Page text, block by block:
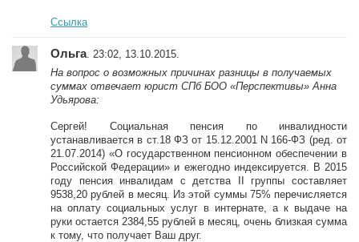
Ссылка
Ольга. 23:02, 13.10.2015.
На вопрос о возможных причинах разницы в получаемых
суммах отвечает юрист СПб БОО «Перспективы» Анна
Удьярова:
Сергей! Социальная пенсия по инвалидности
устанавливается в ст.18 ФЗ от 15.12.2001 N 166-ФЗ (ред. от
21.07.2014) «О государственном пенсионном обеспечении в
Российской Федерации» и ежегодно индексируется. В 2015
году пенсия инвалидам с детства II группы составляет
9538,20 рублей в месяц. Из этой суммы 75% перечисляется
на оплату социальных услуг в интернате, а к выдаче на
руки остается 2384,55 рублей в месяц, очень близкая сумма
к тому, что получает Ваш друг.